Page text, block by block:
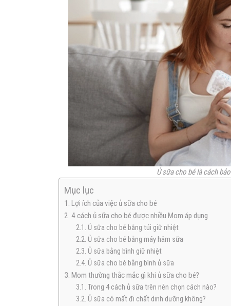
Ủ sữa cho bé là cách
Mục lục
1. Lợi ích của việc ủ sữa cho bé
2. 4 cách ủ sữa cho bé được nhiều Mom áp dụng
2.1. Ủ sữa cho bé bằng túi giữ nhiệt
2.2. Ủ sữa cho bé bằng máy hâm sữa
2.3. Ủ sữa bằng bình giữ nhiệt
2.4. Ủ sữa cho bé bằng bình ủ sữa
3. Mom thường thắc mắc gì khi ủ sữa cho bé?
3.1. Trong 4 cách ủ sữa trên nên chọn cách nào?
3.2. Ủ sữa có mất đi chất dinh dưỡng không?